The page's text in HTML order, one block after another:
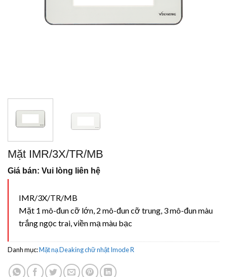
Mặt IMR/3X/TR/MB
Giá bán: Vui lòng liên hệ
IMR/3X/TR/MB
Mặt 1 mô-đun cỡ lớn, 2 mô-đun cỡ trung, 3 mô-đun màu
trắng ngọc trai, viền mạ màu bạc
Danh mục:Mặt nạ Deaking chữ nhật Imode R